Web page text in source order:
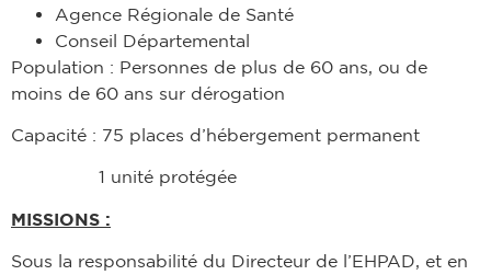
Agence Régionale de Santé
Conseil Départemental
Population : Personnes de plus de 60 ans, ou de
moins de 60 ans sur dérogation
Capacité : 75 places d’hébergement permanent
1 unité protégée
MISSIONS :
Sous la responsabilité du Directeur de l’EHPAD, et en